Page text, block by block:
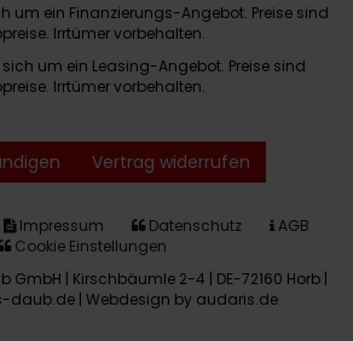
um ein Finanzierungs-Angebot. Preise sind
Irrtümer vorbehalten.
um ein Leasing-Angebot. Preise sind
Irrtümer vorbehalten.
Vertrag widerrufen
Impressum Datenschutz
AGB
Cookie Einstellungen
GmbH | Kirschbäumle 2-4 | DE-72160 Horb |
daub.de | Webdesign by audaris.de